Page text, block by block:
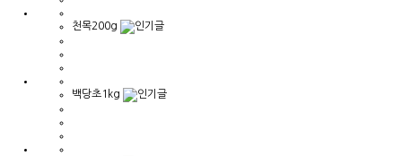
천목200g
백당초1kg